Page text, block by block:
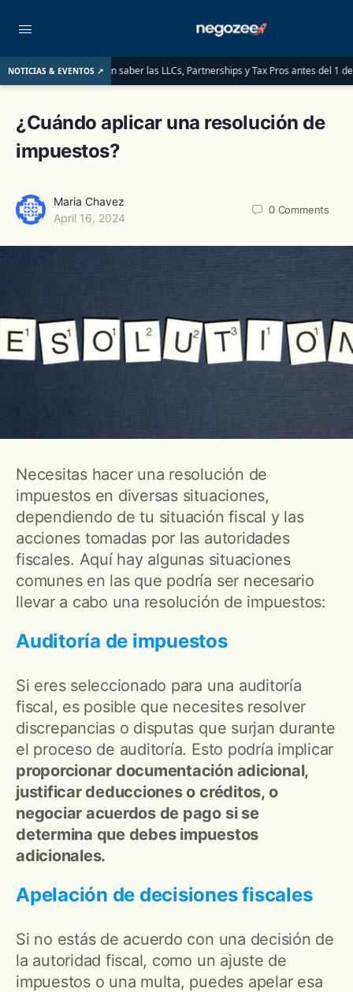
NOTICIAS & EVENTOS ↗
lo que deben saber las LLCs, Partnerships y Tax Pros antes del 1 de junio
¿Cuándo aplicar una resolución de
impuestos?
Maria Chavez
April 16, 2024
0 Comments
Necesitas hacer una resolución de
impuestos en diversas situaciones,
dependiendo de tu situación fiscal y las
acciones tomadas por las autoridades
fiscales. Aquí hay algunas situaciones
comunes en las que podría ser necesario
llevar a cabo una resolución de impuestos:
Auditoría de impuestos
Si eres seleccionado para una auditoría
fiscal, es posible que necesites resolver
discrepancias o disputas que surjan durante
el proceso de auditoría. Esto podría implicar
proporcionar documentación adicional,
justificar deducciones o créditos, o
negociar acuerdos de pago si se
determina que debes impuestos
adicionales.
Apelación de decisiones fiscales
Si no estás de acuerdo con una decisión de
la autoridad fiscal, como un ajuste de
impuestos o una multa, puedes apelar esa